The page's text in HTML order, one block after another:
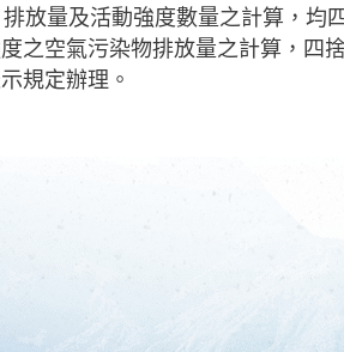
放量及活動強度數量之計算，均
之空氣污染物排放量之計算，四
規定辦理。